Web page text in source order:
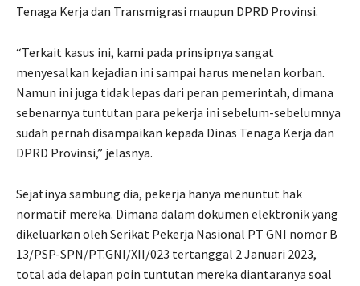
Tenaga Kerja dan Transmigrasi maupun DPRD Provinsi.
“Terkait kasus ini, kami pada prinsipnya sangat
menyesalkan kejadian ini sampai harus menelan korban.
Namun ini juga tidak lepas dari peran pemerintah, dimana
sebenarnya tuntutan para pekerja ini sebelum-sebelumnya
sudah pernah disampaikan kepada Dinas Tenaga Kerja dan
DPRD Provinsi,” jelasnya.
Sejatinya sambung dia, pekerja hanya menuntut hak
normatif mereka. Dimana dalam dokumen elektronik yang
dikeluarkan oleh Serikat Pekerja Nasional PT GNI nomor B
13/PSP-SPN/PT.GNI/XII/023 tertanggal 2 Januari 2023,
total ada delapan poin tuntutan mereka diantaranya soal